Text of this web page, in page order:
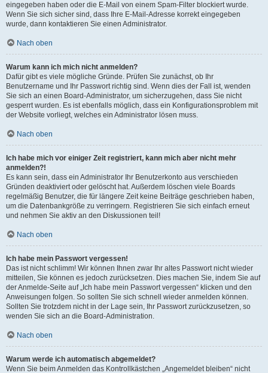
eingegeben haben oder die E-Mail von einem Spam-Filter blockiert wurde.
Wenn Sie sich sicher sind, dass Ihre E-Mail-Adresse korrekt eingegeben
wurde, dann kontaktieren Sie einen Administrator.
Nach oben
Warum kann ich mich nicht anmelden?
Dafür gibt es viele mögliche Gründe. Prüfen Sie zunächst, ob Ihr
Benutzername und Ihr Passwort richtig sind. Wenn dies der Fall ist, wenden
Sie sich an einen Board-Administrator, um sicherzugehen, dass Sie nicht
gesperrt wurden. Es ist ebenfalls möglich, dass ein Konfigurationsproblem mit
der Website vorliegt, welches ein Administrator lösen muss.
Nach oben
Ich habe mich vor einiger Zeit registriert, kann mich aber nicht mehr
anmelden?!
Es kann sein, dass ein Administrator Ihr Benutzerkonto aus verschieden
Gründen deaktiviert oder gelöscht hat. Außerdem löschen viele Boards
regelmäßig Benutzer, die für längere Zeit keine Beiträge geschrieben haben,
um die Datenbankgröße zu verringern. Registrieren Sie sich einfach erneut
und nehmen Sie aktiv an den Diskussionen teil!
Nach oben
Ich habe mein Passwort vergessen!
Das ist nicht schlimm! Wir können Ihnen zwar Ihr altes Passwort nicht wieder
mitteilen, Sie können es jedoch zurücksetzen. Dies machen Sie, indem Sie auf
der Anmelde-Seite auf „Ich habe mein Passwort vergessen“ klicken und den
Anweisungen folgen. So sollten Sie sich schnell wieder anmelden können.
Sollten Sie trotzdem nicht in der Lage sein, Ihr Passwort zurückzusetzen, so
wenden Sie sich an die Board-Administration.
Nach oben
Warum werde ich automatisch abgemeldet?
Wenn Sie beim Anmelden das Kontrollkästchen „Angemeldet bleiben“ nicht